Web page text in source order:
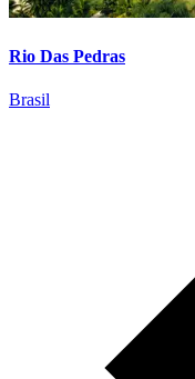
Rio Das Pedras
Brasil